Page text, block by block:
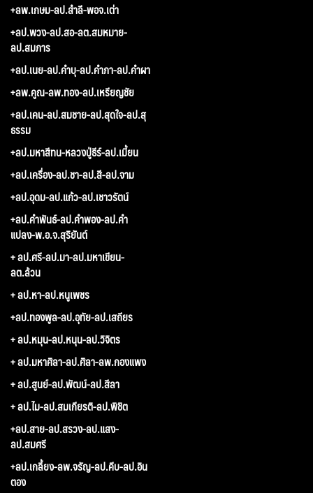
+ลพ.เกษม-ลป.สำลี-พอจ.เต่า
+ลป.พวง-ลป.สอ-ลต.สมหมาย-
ลป.สมภาร
+ลป.เนย-ลป.คำบุ-ลป.คำภา-ลป.คำผา
+ลพ.คูณ-ลพ.ทอง-ลป.เหรียญชัย
+ลป.เคน-ลป.สมชาย-ลป.สุดใจ-ลป.สุ
ธรรม
+ลป.มหาสีทน-หลวงปู่ธีร์-ลป.เมี้ยน
+ลป.เครื่อง-ลป.ชา-ลป.สี-ลป.จาม
+ลป.อุดม-ลป.แก้ว-ลป.เชาวรัตน์
+ลป.คำพันธ์-ลป.คำพอง-ลป.คำ
แปลง-พ.อ.จ.สุริยันต์
+ ลป.ศรี-ลป.มา-ลป.มหาเขียน-
ลต.ล้วน
+ ลป.หา-ลป.หนูเพชร
+ลป.ทองพูล-ลป.อุทัย-ลป.เสถียร
+ ลป.หมุน-ลป.หนุน-ลป.วิจิตร
+ ลป.มหาศิลา-ลป.ศิลา-ลพ.กองแพง
+ ลป.สูนย์-ลป.พัฒน์-ลป.สีลา
+ ลป.ไม-ลป.สมเกียรติ-ลป.พิชิต
+ลป.สาย-ลป.สรวง-ลป.แสง-
ลป.สมศรี
+ลป.เกลี้ยง-ลพ.จรัญ-ลป.คีบ-ลป.อิน
ตอง